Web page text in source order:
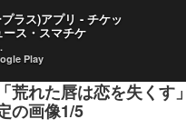
グレコード第一弾で4タ
れた唇は恋を失くす
の画像1/5
ラス)アプリ - チケッ
ース・スマチケ
Play